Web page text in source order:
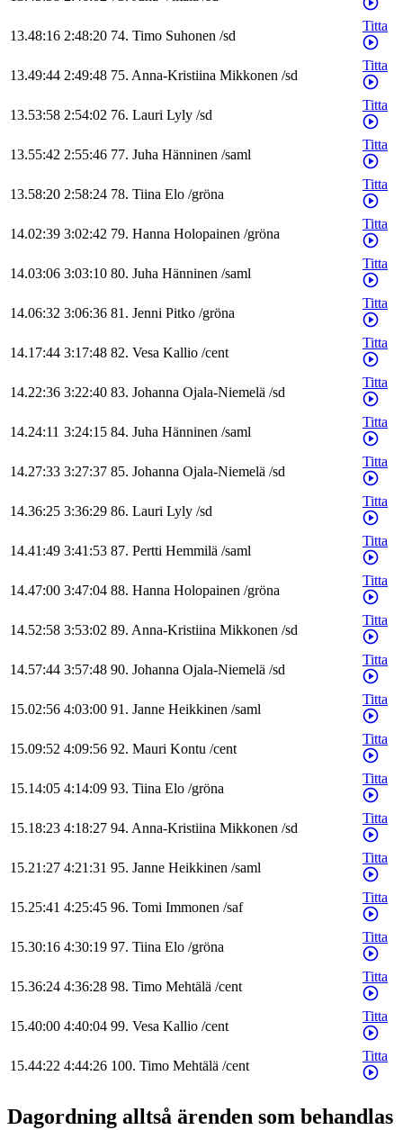
13.48:16 2:48:20 74. Timo Suhonen /sd
Titta
13.49:44 2:49:48 75. Anna-Kristiina Mikkonen /sd
Titta
13.53:58 2:54:02 76. Lauri Lyly /sd
Titta
13.55:42 2:55:46 77. Juha Hänninen /saml
Titta
13.58:20 2:58:24 78. Tiina Elo /gröna
Titta
14.02:39 3:02:42 79. Hanna Holopainen /gröna
Titta
14.03:06 3:03:10 80. Juha Hänninen /saml
Titta
14.06:32 3:06:36 81. Jenni Pitko /gröna
Titta
14.17:44 3:17:48 82. Vesa Kallio /cent
Titta
14.22:36 3:22:40 83. Johanna Ojala-Niemelä /sd
Titta
14.24:11 3:24:15 84. Juha Hänninen /saml
Titta
14.27:33 3:27:37 85. Johanna Ojala-Niemelä /sd
Titta
14.36:25 3:36:29 86. Lauri Lyly /sd
Titta
14.41:49 3:41:53 87. Pertti Hemmilä /saml
Titta
14.47:00 3:47:04 88. Hanna Holopainen /gröna
Titta
14.52:58 3:53:02 89. Anna-Kristiina Mikkonen /sd
Titta
14.57:44 3:57:48 90. Johanna Ojala-Niemelä /sd
Titta
15.02:56 4:03:00 91. Janne Heikkinen /saml
Titta
15.09:52 4:09:56 92. Mauri Kontu /cent
Titta
15.14:05 4:14:09 93. Tiina Elo /gröna
Titta
15.18:23 4:18:27 94. Anna-Kristiina Mikkonen /sd
Titta
15.21:27 4:21:31 95. Janne Heikkinen /saml
Titta
15.25:41 4:25:45 96. Tomi Immonen /saf
Titta
15.30:16 4:30:19 97. Tiina Elo /gröna
Titta
15.36:24 4:36:28 98. Timo Mehtälä /cent
Titta
15.40:00 4:40:04 99. Vesa Kallio /cent
Titta
15.44:22 4:44:26 100. Timo Mehtälä /cent
Titta
Dagordning alltså ärenden som behandlas